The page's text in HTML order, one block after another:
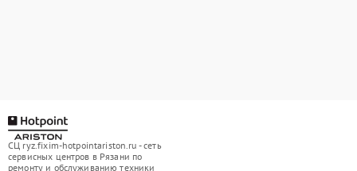
СЦ ryz.fixim-hotpointariston.ru - сеть
сервисных центров в Рязани по
ремонту и обслуживанию техники